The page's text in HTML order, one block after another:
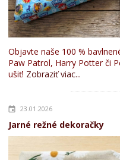
Objavte naše 100 %
Paw Patrol, Harry Potter či
ušiť! Zobraziť viac...
23.01.2026
Jarné režné dekoračky